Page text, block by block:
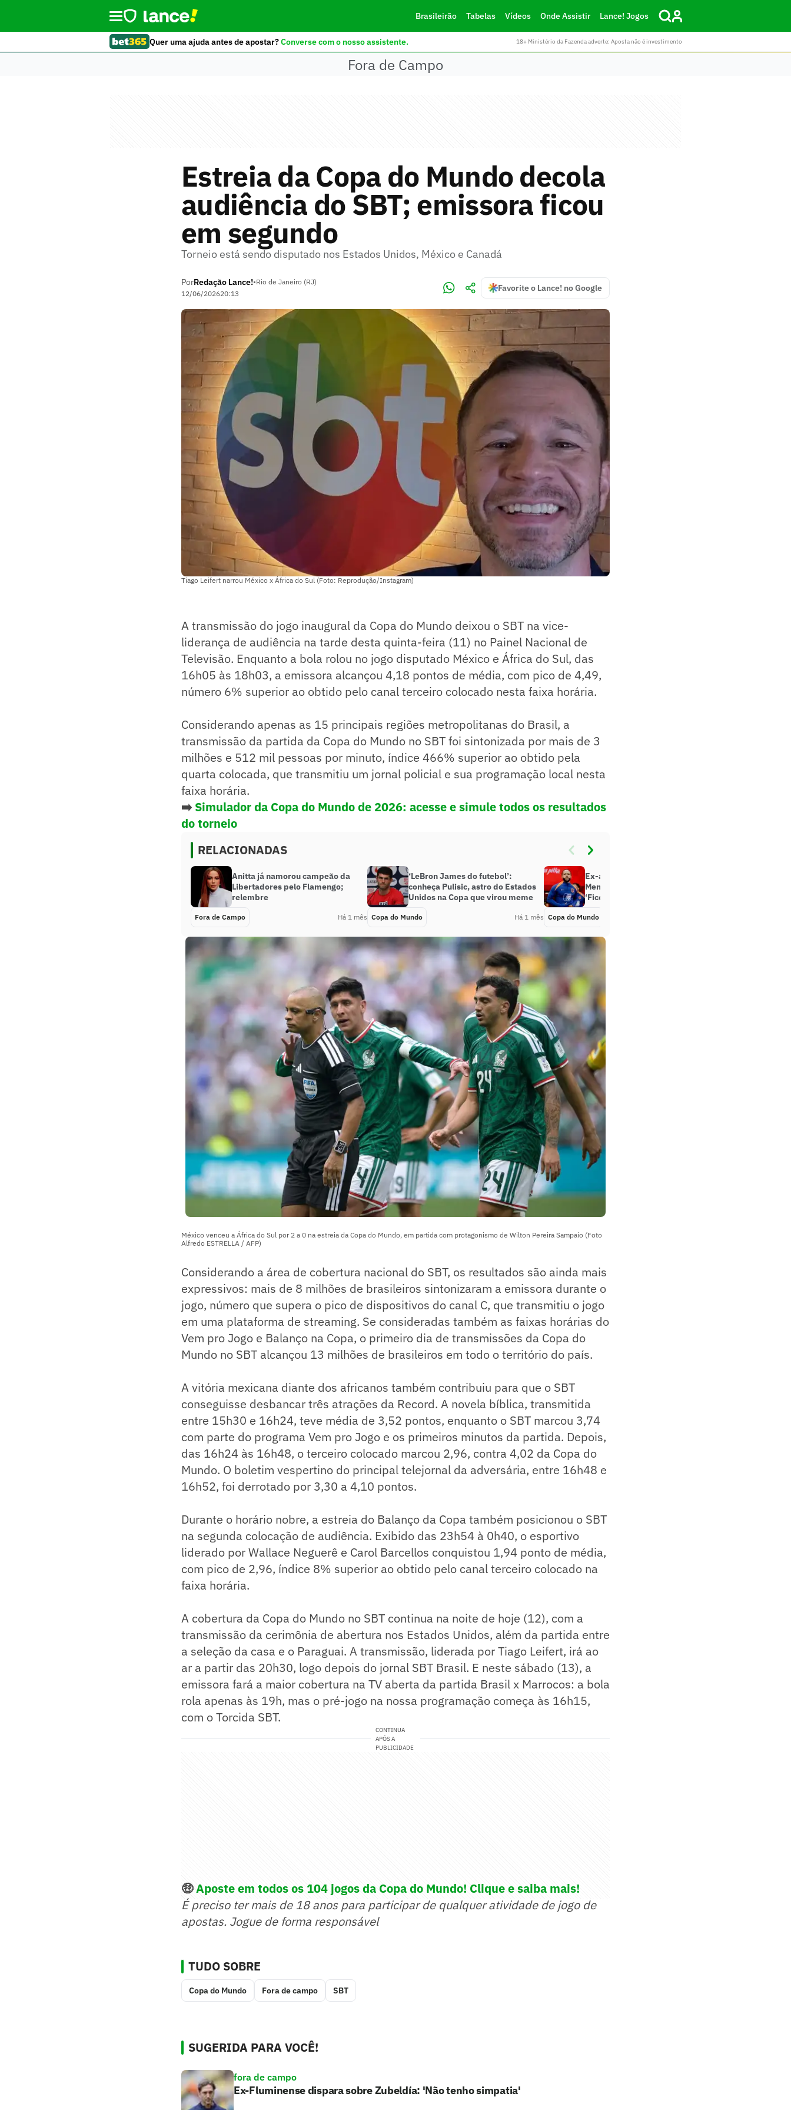
Brasileirão Tabelas Vídeos Onde Assistir Lance! Jogos
Quer uma ajuda antes de apostar?Converse com o nosso assistente. 18+ Ministério da Fazenda adverte: Aposta não é investimento
Fora de Campo
Estreia da Copa do Mundo decola
audiência do SBT; emissora ficou
em segundo
Torneio está sendo disputado nos Estados Unidos, México e Canadá
PorRedação Lance!•Rio de Janeiro (RJ)
12/06/202620:13
Favorite o Lance! no Google
Tiago Leifert narrou México x África do Sul (Foto: Reprodução/Instagram)
A transmissão do jogo inaugural da Copa do Mundo deixou o SBT na vice-
liderança de audiência na tarde desta quinta-feira (11) no Painel Nacional de
Televisão. Enquanto a bola rolou no jogo disputado México e África do Sul, das
16h05 às 18h03, a emissora alcançou 4,18 pontos de média, com pico de 4,49,
número 6% superior ao obtido pelo canal terceiro colocado nesta faixa horária.
Considerando apenas as 15 principais regiões metropolitanas do Brasil, a
transmissão da partida da Copa do Mundo no SBT foi sintonizada por mais de 3
milhões e 512 mil pessoas por minuto, índice 466% superior ao obtido pela
quarta colocada, que transmitiu um jornal policial e sua programação local nesta
faixa horária.
➡️ Simulador da Copa do Mundo de 2026: acesse e simule todos os resultados
do torneio
RELACIONADAS
Anitta já namorou campeão da
Libertadores pelo Flamengo;
relembre
Fora de Campo Há 1 mês
‘LeBron James do futebol’:
conheça Pulisic, astro do Estados
Unidos na Copa que virou meme
Copa do Mundo Há 1 mês
Ex-atacante da Holanda pede
Memphis fora da estreia na Copa:
‘Ficou claro’
Copa do Mundo
México venceu a África do Sul por 2 a 0 na estreia da Copa do Mundo, em partida com protagonismo de Wilton Pereira Sampaio (Foto
Alfredo ESTRELLA / AFP)
Considerando a área de cobertura nacional do SBT, os resultados são ainda mais
expressivos: mais de 8 milhões de brasileiros sintonizaram a emissora durante o
jogo, número que supera o pico de dispositivos do canal C, que transmitiu o jogo
em uma plataforma de streaming. Se consideradas também as faixas horárias do
Vem pro Jogo e Balanço na Copa, o primeiro dia de transmissões da Copa do
Mundo no SBT alcançou 13 milhões de brasileiros em todo o território do país.
A vitória mexicana diante dos africanos também contribuiu para que o SBT
conseguisse desbancar três atrações da Record. A novela bíblica, transmitida
entre 15h30 e 16h24, teve média de 3,52 pontos, enquanto o SBT marcou 3,74
com parte do programa Vem pro Jogo e os primeiros minutos da partida. Depois,
das 16h24 às 16h48, o terceiro colocado marcou 2,96, contra 4,02 da Copa do
Mundo. O boletim vespertino do principal telejornal da adversária, entre 16h48 e
16h52, foi derrotado por 3,30 a 4,10 pontos.
Durante o horário nobre, a estreia do Balanço da Copa também posicionou o SBT
na segunda colocação de audiência. Exibido das 23h54 à 0h40, o esportivo
liderado por Wallace Neguerê e Carol Barcellos conquistou 1,94 ponto de média,
com pico de 2,96, índice 8% superior ao obtido pelo canal terceiro colocado na
faixa horária.
A cobertura da Copa do Mundo no SBT continua na noite de hoje (12), com a
transmissão da cerimônia de abertura nos Estados Unidos, além da partida entre
a seleção da casa e o Paraguai. A transmissão, liderada por Tiago Leifert, irá ao
ar a partir das 20h30, logo depois do jornal SBT Brasil. E neste sábado (13), a
emissora fará a maior cobertura na TV aberta da partida Brasil x Marrocos: a bola
rola apenas às 19h, mas o pré-jogo na nossa programação começa às 16h15,
com o Torcida SBT.
CONTINUA
APÓS A
PUBLICIDADE
🤑Aposte em todos os 104 jogos da Copa do Mundo! Clique e saiba mais!
É preciso ter mais de 18 anos para participar de qualquer atividade de jogo de
apostas. Jogue de forma responsável
TUDO SOBRE
Copa do Mundo Fora de campo SBT
SUGERIDA PARA VOCÊ!
fora de campo
Ex-Fluminense dispara sobre Zubeldía: 'Não tenho simpatia'